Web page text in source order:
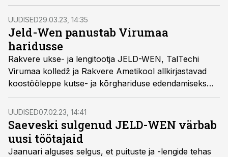
Skogsindustrierna oma suvises raportis.
UUDISED29.03.23, 14:35
Jeld-Wen panustab Virumaa
haridusse
Rakvere ukse- ja lengitootja JELD-WEN, TalTechi
Virumaa kolledž ja Rakvere Ametikool allkirjastavad
koostööleppe kutse- ja kõrghariduse edendamiseks
Virumaal. Esimene ettevõtte stipendiaat on juba
õpinguteks valmis.
UUDISED07.02.23, 14:41
Saeveski sulgenud JELD-WEN värbab
uusi töötajaid
Jaanuari alguses selgus, et puituste ja -lengide tehas